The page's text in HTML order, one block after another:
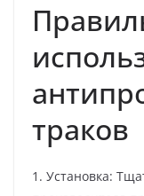
траков
1. Установка: